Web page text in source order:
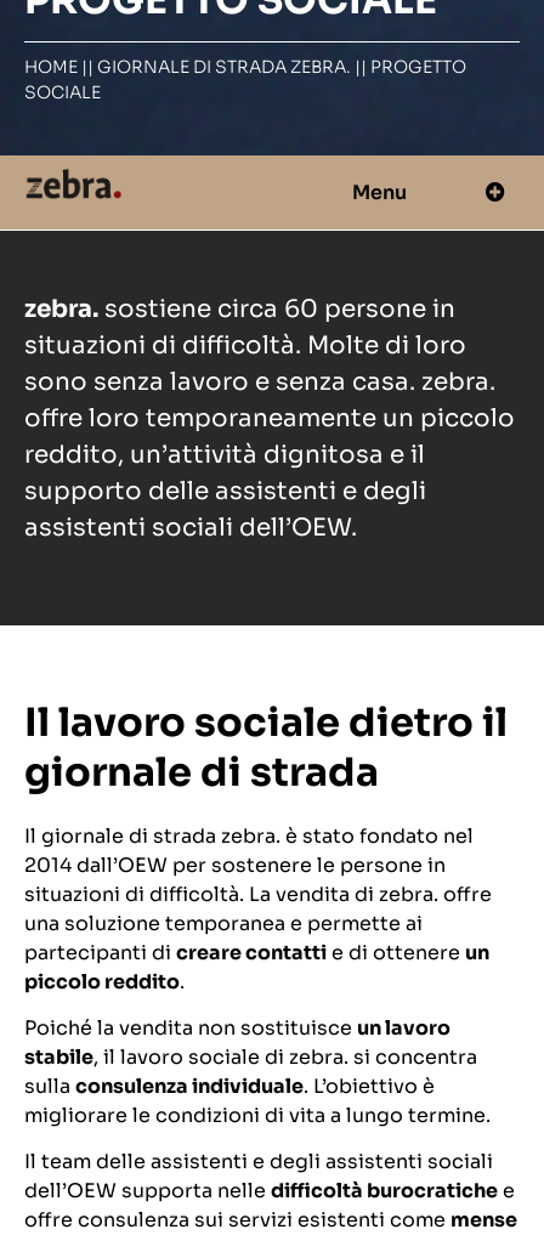
HOME || GIORNALE DI STRADA ZEBRA. || PROGETTO
SOCIALE
Menu
zebra. sostiene circa 60 persone in
situazioni di difficoltà. Molte di loro
sono senza lavoro e senza casa. zebra.
offre loro temporaneamente un piccolo
reddito, un’attività dignitosa e il
supporto delle assistenti e degli
assistenti sociali dell’OEW.
Il lavoro sociale dietro il
giornale di strada
Il giornale di strada zebra. è stato fondato nel
2014 dall’OEW per sostenere le persone in
situazioni di difficoltà. La vendita di zebra. offre
una soluzione temporanea e permette ai
partecipanti di creare contattie di ottenere un
piccolo reddito.
Poiché la vendita non sostituisce un lavoro
stabile, il lavoro sociale di zebra. si concentra
sulla consulenza individuale. L’obiettivo è
migliorare le condizioni di vita a lungo termine.
Il team delle assistenti e degli assistenti sociali
dell’OEW supporta nelle difficoltà burocratichee
offre consulenza sui servizi esistenti come mense